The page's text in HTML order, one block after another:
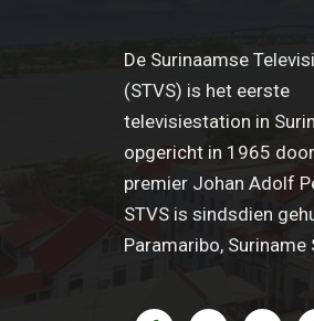
De Surinaamse
(STVS) is het eerste
televisiestation in
opgericht in 1965
premier Johan Adolf
STVS is sindsdien
Paramaribo, Suriname